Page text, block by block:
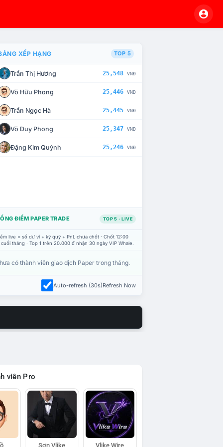
CHẾ TÀI XỬ LÝ VI PHẠM
XẾP HẠNG TOP 5
Trần Thị Hương 25,548 VNĐ
Võ Hữu Phong 25,446 VNĐ
Trần Ngọc Hà 25,445 VNĐ
Võ Duy Phong 25,347 VNĐ
Đặng Kim Quỳnh 25,246 VNĐ
ĐIỂM PAPER TRADE TOP 5 · LIVE
live = số dư ví + ký quỹ + PnL chưa chốt · Chốt 12:00
tháng · Top 1 trên 20.000 đ nhận 30 ngày VIP Whale.
có thành viên giao dịch Paper trong tháng.
Auto-refresh (30s)Refresh Now
viên Pro
Sơn Vlike Vlike Wire